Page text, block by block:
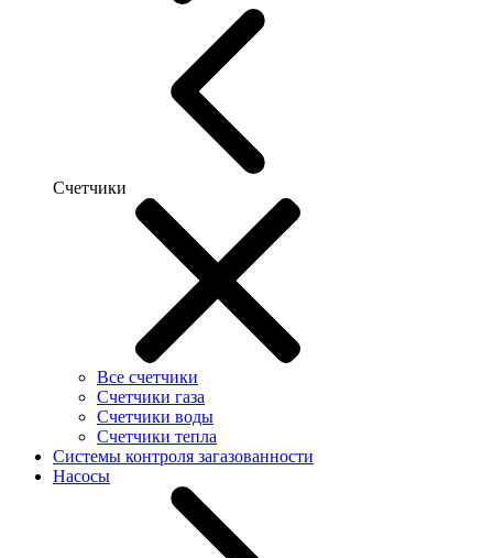
Счетчики
Все счетчики
Счетчики газа
Счетчики воды
Счетчики тепла
Системы контроля загазованности
Насосы